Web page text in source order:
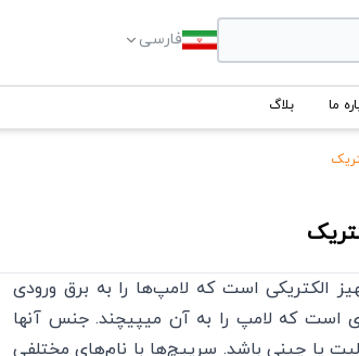
فارسی
ما بلاگ
الکتریکی است که لامپ‌ها را به برق ورودی
است که لامپ را به آن میپیچند. جنس آنها
یا چینی باشد. سرپیچ‌ها با نام‌های مختلفی